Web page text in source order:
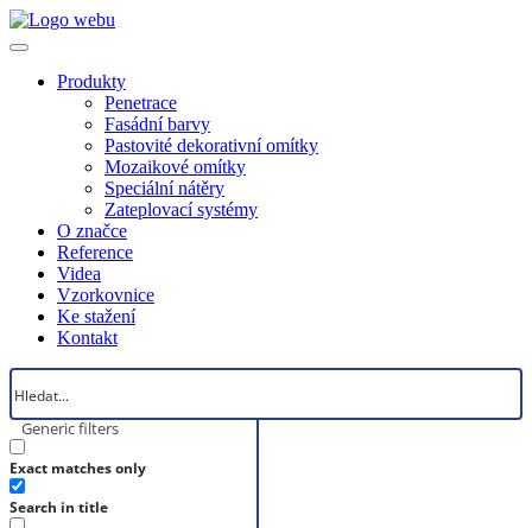
Produkty
Penetrace
Fasádní barvy
Pastovité dekorativní omítky
Mozaikové omítky
Speciální nátěry
Zateplovací systémy
O značce
Reference
Videa
Vzorkovnice
Ke stažení
Kontakt
Generic filters
Exact matches only
Search in title